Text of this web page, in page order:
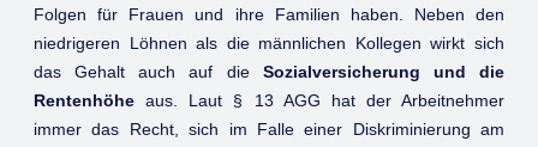
Folgen für Frauen und ihre Familien haben. Neben den
niedrigeren Löhnen als die männlichen Kollegen wirkt sich
das Gehalt auch auf die Sozialversicherung und die
Rentenhöhe aus. Laut § 13 AGG hat der Arbeitnehmer
immer das Recht, sich im Falle einer Diskriminierung am